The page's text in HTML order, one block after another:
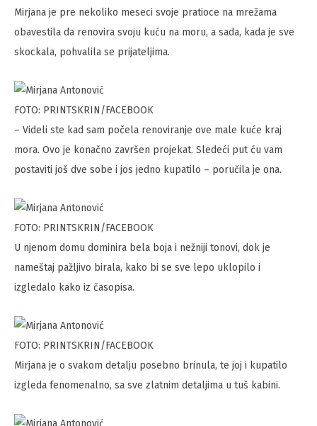
Mirjana je pre nekoliko meseci svoje pratioce na mrežama
obavestila da renovira svoju kuću na moru, a sada, kada je sve
skockala, pohvalila se prijateljima.
FOTO: PRINTSKRIN/FACEBOOK
– Videli ste kad sam počela renoviranje ove male kuće kraj
mora. Ovo je konačno završen projekat. Sledeći put ću vam
postaviti još dve sobe i jos jedno kupatilo – poručila je ona.
FOTO: PRINTSKRIN/FACEBOOK
U njenom domu dominira bela boja i nežniji tonovi, dok je
nameštaj pažljivo birala, kako bi se sve lepo uklopilo i
izgledalo kako iz časopisa.
FOTO: PRINTSKRIN/FACEBOOK
Mirjana je o svakom detalju posebno brinula, te joj i kupatilo
izgleda fenomenalno, sa sve zlatnim detaljima u tuš kabini.